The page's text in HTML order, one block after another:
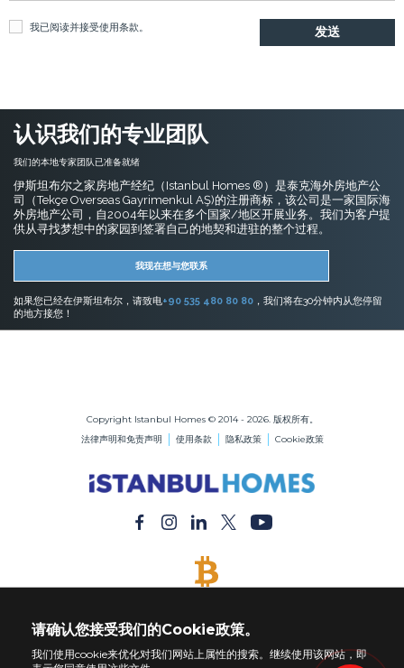
我已阅读并接受使用条款。
认识我们的专业团队
我们的本地专家团队已准备就绪
伊斯坦布尔之家房地产经纪（Istanbul Homes ®）是泰克海外房地产公
司（Tekçe Overseas Gayrimenkul AŞ)的注册商标，该公司是一家国际海
外房地产公司，自2004年以来在多个国家/地区开展业务。我们为客户提
供从寻找梦想中的家园到签署自己的地契和进驻的整个过程。
我现在想与您联系
如果您已经在伊斯坦布尔，请致电+90 535 480 80 80 ，我们将在30分钟内从您停留
的地方接您！
Copyright Istanbul Homes © 2014 - 2026. 版权所有。
法律声明和免责声明
使用条款 隐私政策 Cookie政策
请确认您接受我们的Cookie政策。
我们使用cookie来优化对我们网站上属性的搜索。继续使用该网站，即